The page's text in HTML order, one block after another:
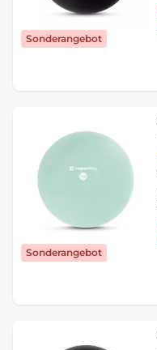
Sonderangebot
Sonderangebot